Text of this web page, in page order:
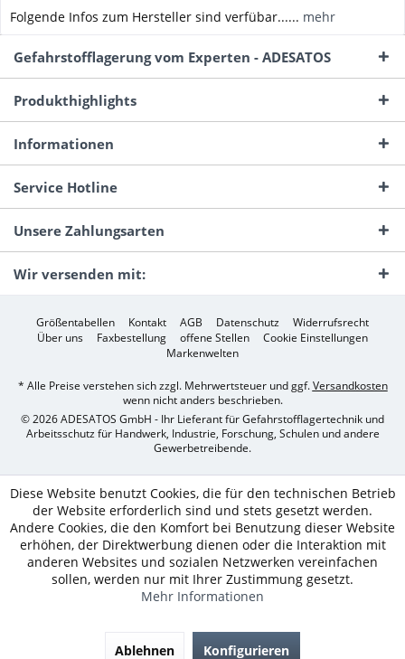
Folgende Infos zum Hersteller sind verfübar...... mehr
Gefahrstofflagerung vom Experten - ADESATOS
Produkthighlights
Informationen
Service Hotline
Unsere Zahlungsarten
Wir versenden mit:
Größentabellen Kontakt AGB Datenschutz
Widerrufsrecht
Über uns
Faxbestellung offene Stellen
Cookie Einstellungen
Markenwelten
* Alle Preise verstehen sich zzgl. Mehrwertsteuer und ggf.Versandkosten
wenn nicht anders beschrieben.
© 2026 ADESATOS GmbH - Ihr Lieferant für Gefahrstofflagertechnik und
Arbeitsschutz für Handwerk, Industrie, Forschung, Schulen und andere
Gewerbetreibende.
Diese Website benutzt Cookies, die für den technischen Betrieb
der Website erforderlich sind und stets gesetzt werden.
Andere Cookies, die den Komfort bei Benutzung dieser Website
erhöhen, der Direktwerbung dienen oder die Interaktion mit
anderen Websites und sozialen Netzwerken vereinfachen
sollen, werden nur mit Ihrer Zustimmung gesetzt.
Mehr Informationen
Ablehnen Konfigurieren